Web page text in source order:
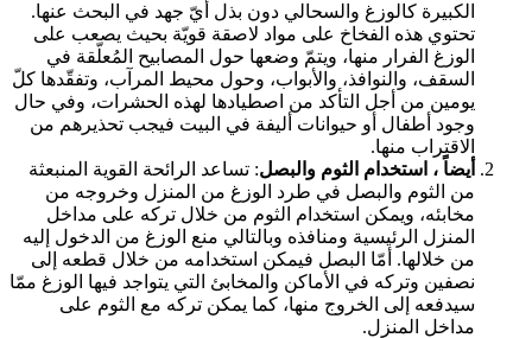
الكبيرة كالوزغ والسحالي دون بذل أيّ جهد في البحث عنها.
تحتوي هذه الفخاخ على مواد لاصقة قويّة بحيث يصعب على
الوزغ الفرار منها، ويتمّ وضعها حول المصابيح المُعلّقة في
السقف، والنوافذ، والأبواب، وحول محيط المرآب، وتفقّدها كلّ
يومين من أجل التأكد من اصطيادها لهذه الحشرات، وفي حال
وجود أطفال أو حيوانات أليفة في البيت فيجب تحذيرهم من
الاقتراب منها.
أيضاً ، استخدام الثوم والبصل: تساعد الرائحة القوية المنبعثة
من الثوم والبصل في طرد الوزغ من المنزل وخروجه من
مخابئه، ويمكن استخدام الثوم من خلال تركه على مداخل
المنزل الرئيسية ومنافذه وبالتالي منع الوزغ من الدخول إليه
من خلالها. أمّا البصل فيمكن استخدامه من خلال قطعه إلى
نصفين وتركه في الأماكن والمخابئ التي يتواجد فيها الوزغ ممّا
سيدفعه إلى الخروج منها، كما يمكن تركه مع الثوم على
مداخل المنزل.